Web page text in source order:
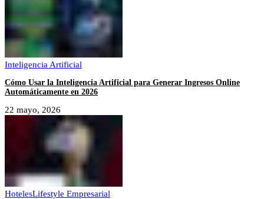
Inteligencia Artificial
Cómo Usar la Inteligencia Artificial para Generar Ingresos Online
Automáticamente en 2026
22 mayo, 2026
HotelesLifestyle Empresarial